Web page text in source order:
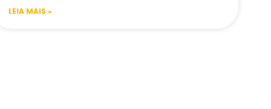
LEIA MAIS »